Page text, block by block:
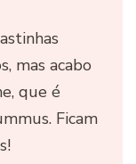
mas acabo
que é
Ficam